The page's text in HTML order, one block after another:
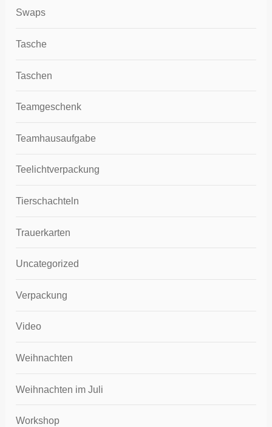
Swaps
Tasche
Taschen
Teamgeschenk
Teamhausaufgabe
Teelichtverpackung
Tierschachteln
Trauerkarten
Uncategorized
Verpackung
Video
Weihnachten
Weihnachten im Juli
Workshop